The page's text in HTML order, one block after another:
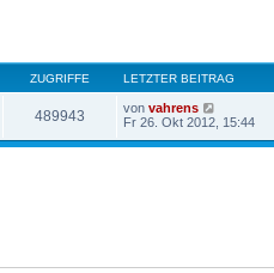
ZUGRIFFE LETZTER BEITRAG
489943 von vahrens
Fr 26. Okt 2012, 15:44